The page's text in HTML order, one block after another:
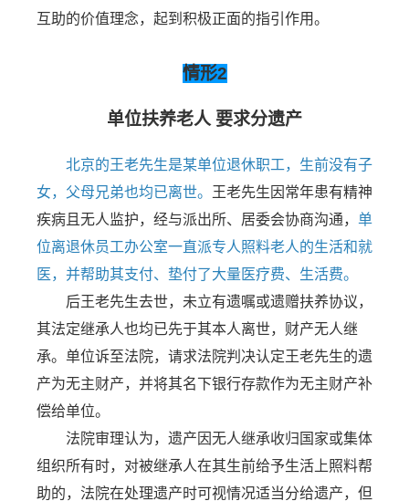
互助的价值理念，起到积极正面的指引作用。
情形2
单位扶养老人 要求分遗产
北京的王老先生是某单位退休职工，生前没有子
女，父母兄弟也均已离世。
王老先生因常年患有精神
疾病且无人监护，经与派出所、居委会协商沟通， 单
位离退休员工办公室一直派专人照料老人的生活和就
医，并帮助其支付、垫付了大量医疗费、生活费。
后王老先生去世，未立有遗嘱或遗赠扶养协议，
其法定继承人也均已先于其本人离世，财产无人继
承。单位诉至法院，请求法院判决认定王老先生的遗
产为无主财产，并将其名下银行存款作为无主财产补
偿给单位。
法院审理认为，遗产因无人继承收归国家或集体
组织所有时，对被继承人在其生前给予生活上照料帮
助的，法院在处理遗产时可视情况适当分给遗产，但